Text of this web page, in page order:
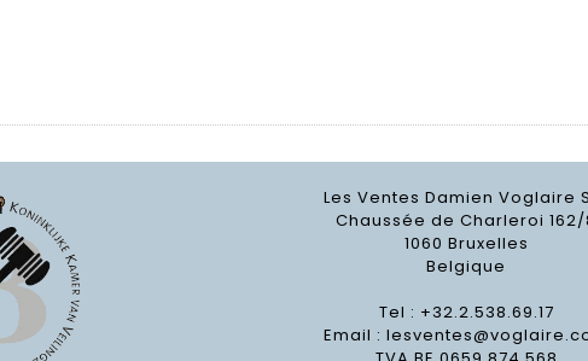
Les Ventes Damien Voglaire
Chaussée de Charleroi 162/
1060 Bruxelles
Belgique
Tel : +32.2.538.69.17
Email :